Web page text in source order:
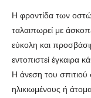
Η φροντίδα των
ταλαιπωρεί με
εύκολη και
εντοπιστεί έγκαιρα
Η άνεση του σπιτιού
ηλικιωμένους ή